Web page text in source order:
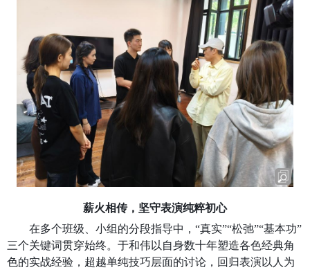
薪火相传，坚守表演纯粹初心
在多个班级、小组的分段指导中，“真实”“松弛”“基本功”
三个关键词贯穿始终。于和伟以自身数十年塑造各色经典角
色的实战经验，超越单纯技巧层面的讨论，回归表演以人为